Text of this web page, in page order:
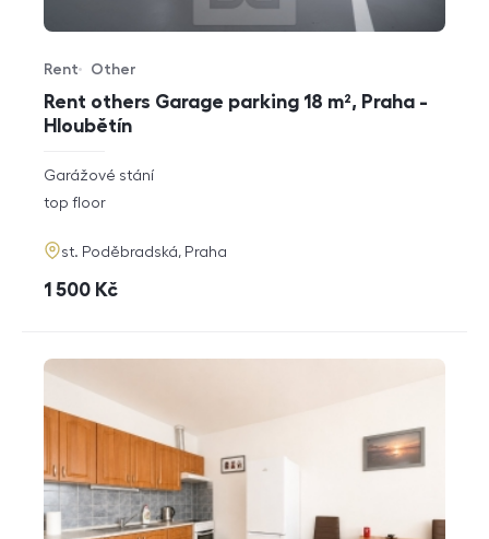
Rent others Garage parking 18 m², Praha -
Hloubětín
Offer type
Rent
Property type
Other
rozměry
disposition
Garážové stání
funkce
top floor
adresa
st. Poděbradská, Praha
cena
1 500 Kč